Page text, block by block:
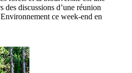
des discussions d’une réunion
ce week-end en